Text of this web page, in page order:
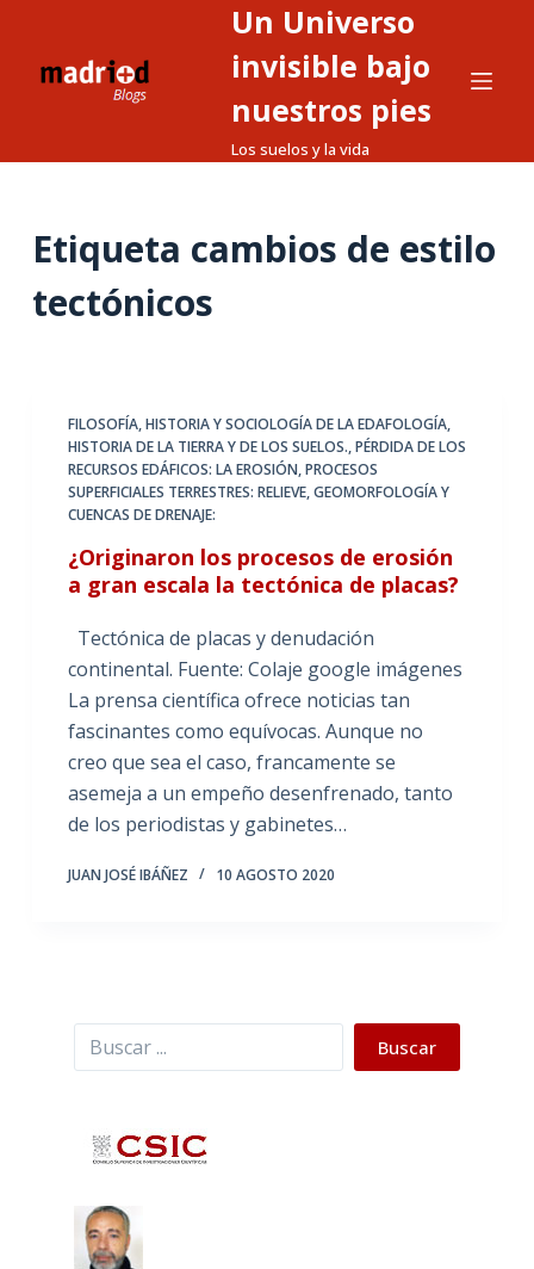
o
Un Universo
invisible bajo
nuestros pies
Los suelos y la vida
Etiqueta cambios de estilo
tectónicos
FILOSOFÍA, HISTORIA Y SOCIOLOGÍA DE LA EDAFOLOGÍA,
HISTORIA DE LA TIERRA Y DE LOS SUELOS.,PÉRDIDA DE LOS
RECURSOS EDÁFICOS: LA EROSIÓN,PROCESOS
SUPERFICIALES TERRESTRES: RELIEVE, GEOMORFOLOGÍA Y
CUENCAS DE DRENAJE:
¿Originaron los procesos de erosión
a gran escala la tectónica de placas?
Tectónica de placas y denudación
continental. Fuente: Colaje google imágenes
La prensa científica ofrece noticias tan
fascinantes como equívocas. Aunque no
creo que sea el caso, francamente se
asemeja a un empeño desenfrenado, tanto
de los periodistas y gabinetes…
JUAN JOSÉ IBÁÑEZ 10 AGOSTO 2020
Buscar Buscar